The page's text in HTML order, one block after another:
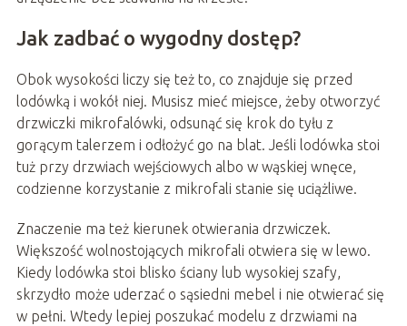
Jak zadbać o wygodny dostęp?
Obok wysokości liczy się też to, co znajduje się przed
lodówką i wokół niej. Musisz mieć miejsce, żeby otworzyć
drzwiczki mikrofalówki, odsunąć się krok do tyłu z
gorącym talerzem i odłożyć go na blat. Jeśli lodówka stoi
tuż przy drzwiach wejściowych albo w wąskiej wnęce,
codzienne korzystanie z mikrofali stanie się uciążliwe.
Znaczenie ma też kierunek otwierania drzwiczek.
Większość wolnostojących mikrofali otwiera się w lewo.
Kiedy lodówka stoi blisko ściany lub wysokiej szafy,
skrzydło może uderzać o sąsiedni mebel i nie otwierać się
w pełni. Wtedy lepiej poszukać modelu z drzwiami na